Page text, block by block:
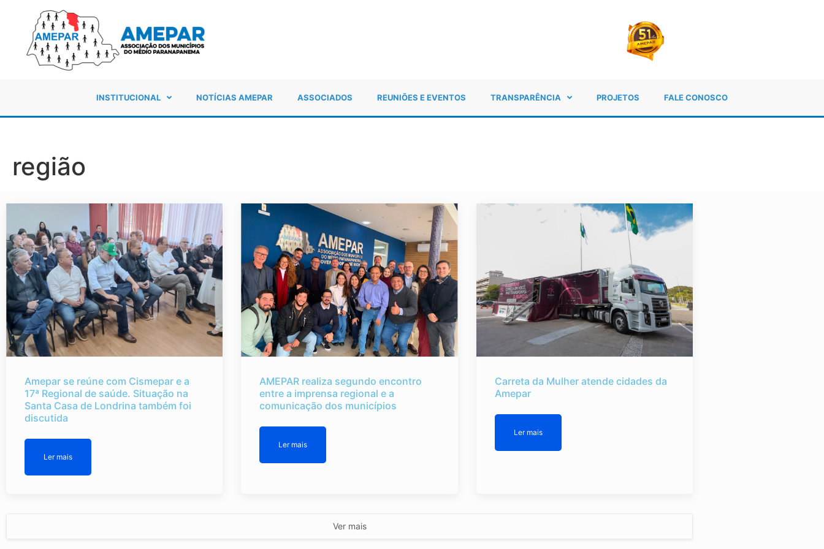
INSTITUCIONAL NOTÍCIAS AMEPAR ASSOCIADOS REUNIÕES E EVENTOS TRANSPARÊNCIA PROJETOS FALE CONOSCO
região
Amepar se reúne com Cismepar e a
17ª Regional de saúde. Situação na
Santa Casa de Londrina também foi
discutida
Ler mais
AMEPAR realiza segundo encontro
entre a imprensa regional e a
comunicação dos municípios
Ler mais
Carreta da Mulher atende cidades da
Amepar
Ler mais
Ver mais